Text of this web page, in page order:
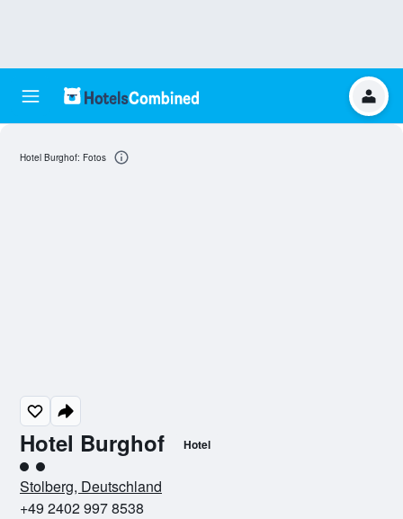
Hotel Burghof Hotel
Bewertungskategorie 2
Stolberg, Deutschland
+49 2402 997 8538
Hotel Burghof: Fotos